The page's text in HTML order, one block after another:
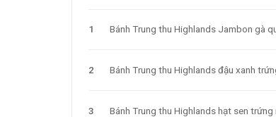
1 Bánh Trung thu Highlands Jambon gà
2 Bánh Trung thu Highlands đậu xanh
3 Bánh Trung thu Highlands hạt sen trứng